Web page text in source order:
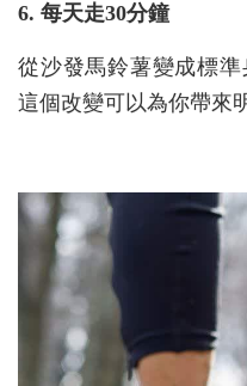
6. 每天走30分鐘
從沙發馬鈴薯變成標準
這個改變可以為你帶來